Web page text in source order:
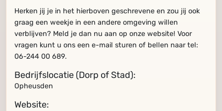
Herken jij je in het hierboven geschrevene en zou jij ook
graag een weekje in een andere omgeving willen
verblijven? Meld je dan nu aan op onze website! Voor
vragen kunt u ons een e-mail sturen of bellen naar tel:
06-244 00 689.
Bedrijfslocatie (Dorp of Stad):
Opheusden
Website: